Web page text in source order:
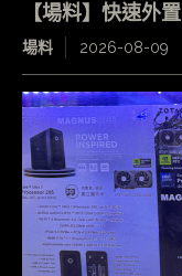
【場料】快速
場料 2026-08-09